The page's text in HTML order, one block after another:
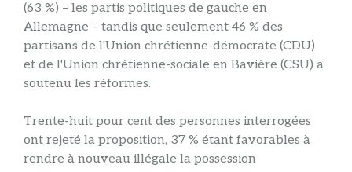
(63 %) – les partis politiques de gauche en
Allemagne – tandis que seulement 46 % des
partisans de l'Union chrétienne-démocrate (CDU)
et de l'Union chrétienne-sociale en Bavière (CSU) a
soutenu les réformes.
Trente-huit pour cent des personnes interrogées
ont rejeté la proposition, 37 % étant favorables à
rendre à nouveau illégale la possession